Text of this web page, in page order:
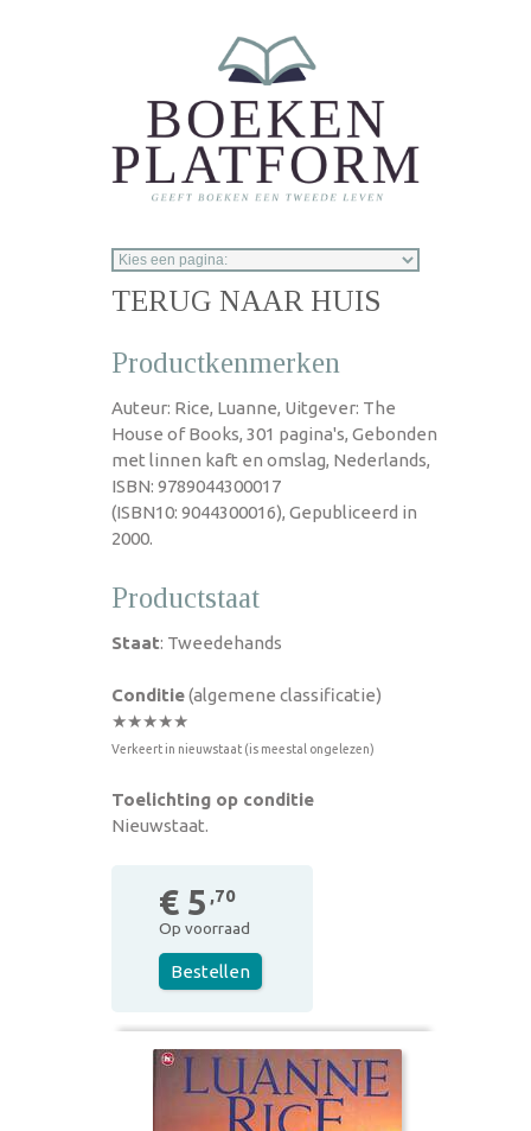
TERUG NAAR HUIS
Productkenmerken
Auteur: Rice, Luanne, Uitgever: The
House of Books, 301 pagina's, Gebonden
met linnen kaft en omslag, Nederlands,
ISBN: 9789044300017
(ISBN10: 9044300016), Gepubliceerd in
2000.
Productstaat
Staat: Tweedehands
Conditie(algemene classificatie)
★★★★★
Verkeert in nieuwstaat (is meestal ongelezen)
Toelichting op conditie
Nieuwstaat.
€ 5 ,70
Op voorraad
Bestellen